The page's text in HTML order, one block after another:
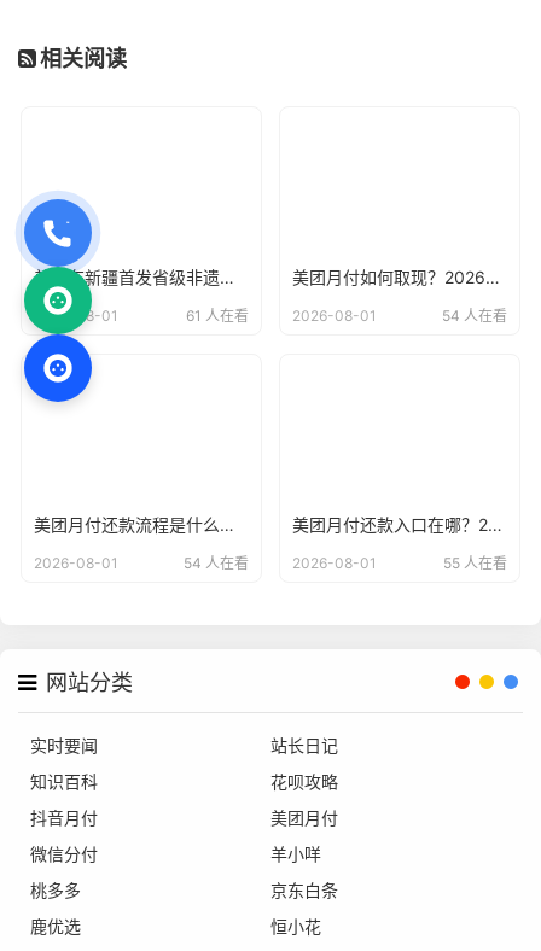
相关阅读
美团在新疆首发省级非遗美食榜单！
2026-08-01 61 人在看
美团月付如何取现？2026年最新美团月付使用说明
2026-08-01 54 人在看
美团月付还款流程是什么？2026年最新美团月付开通方法
2026-08-01 54 人在看
美团月付还款入口在哪？2026年最新美团月付在哪里进行还款
2026-08-01 55 人在看
网站分类
实时要闻
站长日记
知识百科
花呗攻略
抖音月付
美团月付
微信分付
羊小咩
桃多多
京东白条
鹿优选
恒小花